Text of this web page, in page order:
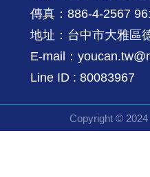
傳真：886-4-2567
地址：台中市大雅區
E-mail：
Line ID : 80083967
Copyright ©